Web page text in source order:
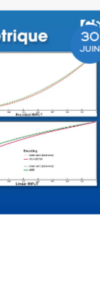
30
JUIN